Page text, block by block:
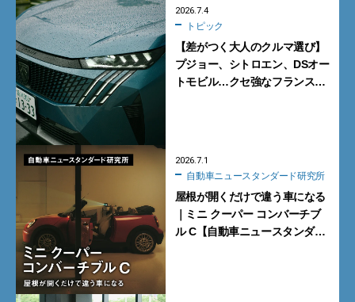
2026.7.4
トピック
【差がつく大人のクルマ選び】
プジョー、シトロエン、DSオー
トモビル…クセ強なフランス車
2026.7.1
自動車ニュースタンダード研究所
屋根が開くだけで違う車になる
｜ミニ クーパー コンバーチブ
ル C【自動車ニュースタンダー